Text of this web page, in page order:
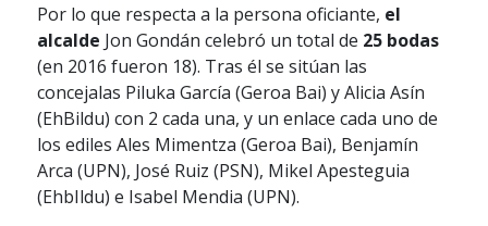
Por lo que respecta a la persona oficiante, el
alcalde Jon Gondán celebró un total de 25 bodas
(en 2016 fueron 18). Tras él se sitúan las
concejalas Piluka García (Geroa Bai) y Alicia Asín
(EhBildu) con 2 cada una, y un enlace cada uno de
los ediles Ales Mimentza (Geroa Bai), Benjamín
Arca (UPN), José Ruiz (PSN), Mikel Apesteguia
(EhbIldu) e Isabel Mendia (UPN).